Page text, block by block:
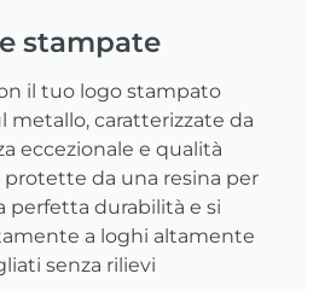
stampate
il tuo logo stampato
caratterizzate da
eccezionale e qualità
protette da una resina per
perfetta durabilità e si
a loghi altamente
senza rilievi